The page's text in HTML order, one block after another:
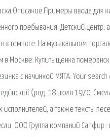
Описание Примеры ввода для
пребывания. Детский центр:
в темноте. На музыкальном
в Москве. Купить щенка
с начинкой МЯТА. Your
(род. 18 июля 1970,
а также тексты
ООО Группа компаний Сапфир